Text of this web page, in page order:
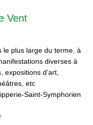
Vent
le plus large du terme, à
diverses à
expositions d’art,
etc
Saint-Symphorien